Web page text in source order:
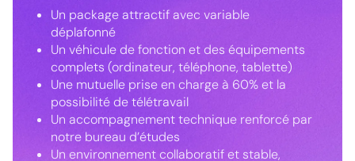
Un package attractif avec variable
déplafonné
Un véhicule de fonction et des équipements
complets (ordinateur, téléphone, tablette)
Une mutuelle prise en charge à 60% et la
possibilité de télétravail
Un accompagnement technique renforcé par
notre bureau d’études
Un environnement collaboratif et stable,